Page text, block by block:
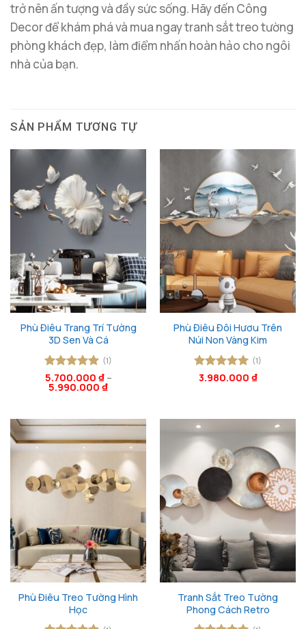
trở nên ấn tượng và đầy sức sống. Hãy đến Công
Decor để khám phá và mua ngay tranh sắt treo tường
phòng khách đẹp, làm điểm nhấn hoàn hảo cho ngôi
nhà của bạn.
SẢN PHẨM TƯƠNG TỰ
Phù Điêu Trang Trí Tường
3D Sen Và Cá
Được xếp
hạng55
(1)
5.700.000 ₫–
5.990.000 ₫
Phù Điêu Đôi Hươu Trên
Núi Non Vàng Kim
Được xếp
(1)
3.980.000 ₫
Phù Điêu Treo Tường Hình
Học
Tranh Sắt Treo Tường
Phong Cách Retro